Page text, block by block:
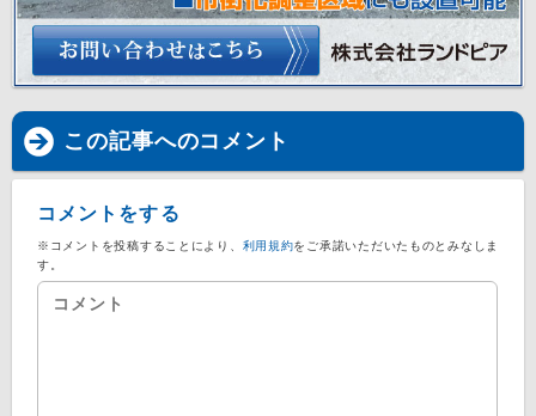
この記事へのコメント
コメントをする
※コメントを投稿することにより、 利用規約をご承諾いただいたものとみなしま
す。